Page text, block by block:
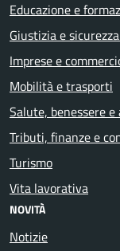
Educazione e
Giustizia e
Imprese e
Mobilità e trasporti
Salute, benessere e
Tributi, finanze e
Turismo
Vita lavorativa
NOVITÀ
Notizie